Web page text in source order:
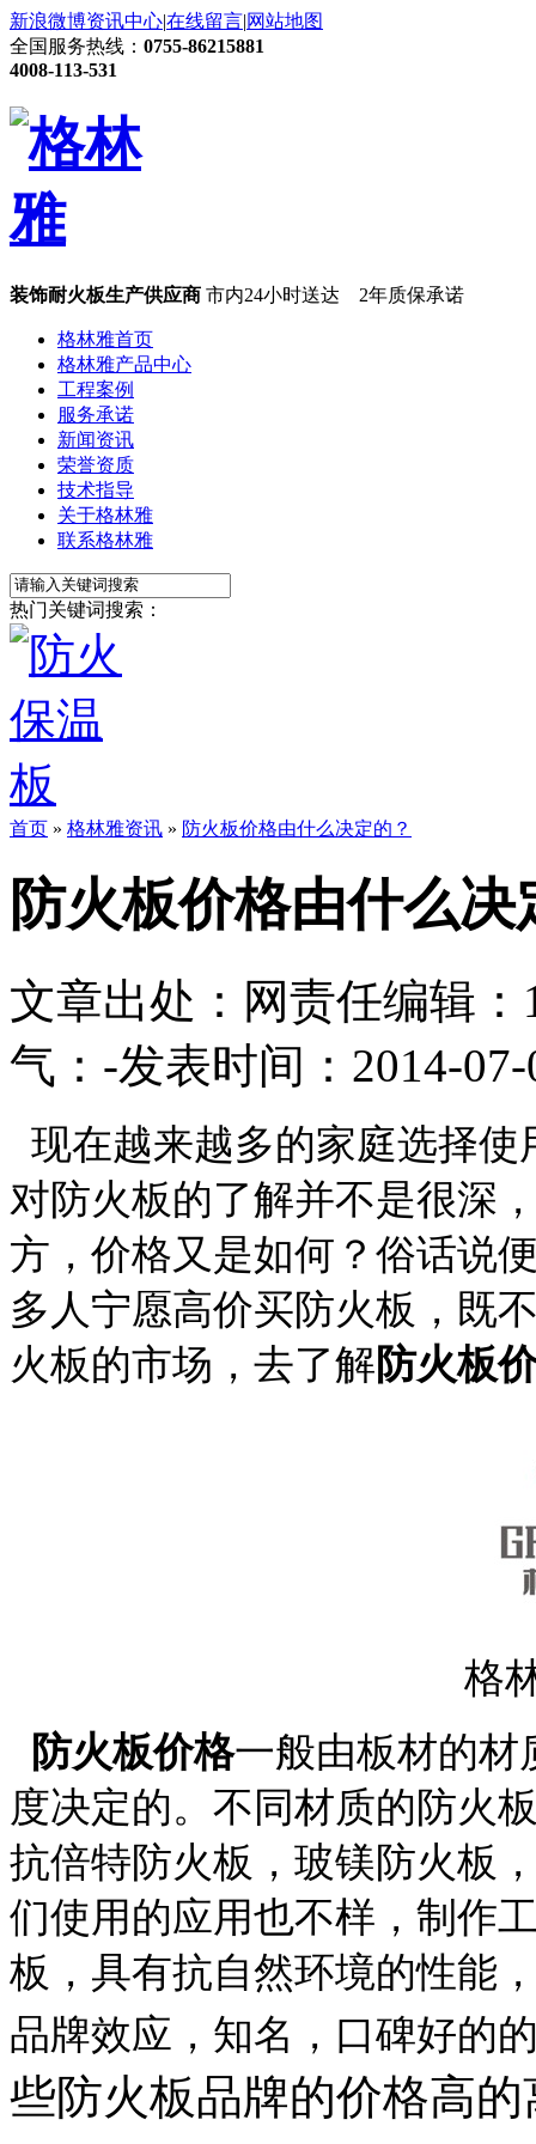
新浪微博资讯中心|在线留言|网站地图
全国服务热线： 0755-86215881
4008-113-531
装饰耐火板生产供应商 市内24小时送达 2年质保承诺
格林雅首页
格林雅产品中心
工程案例
服务承诺
新闻资讯
荣誉资质
技术指导
关于格林雅
联系格林雅
热门关键词搜索：
首页 » 格林雅资讯 » 防火板价格由什么决定的？
防火板价格由什么决
文章出处： 网责任编辑：
气： -发表时间：2014-
现在越来越多的家庭选择
对防火板的了解并不是很深
方，价格又是如何？俗话说
多人宁愿高价买防火板，既
火板的市场，去了解防火板
格
防火板价格一般由板材的材
度决定的。不同材质的防火
抗倍特防火板，玻镁防火板
们使用的应用也不样，制作
板，具有抗自然环境的性能
品牌效应，知名，口碑好的
些防火板品牌的价格高